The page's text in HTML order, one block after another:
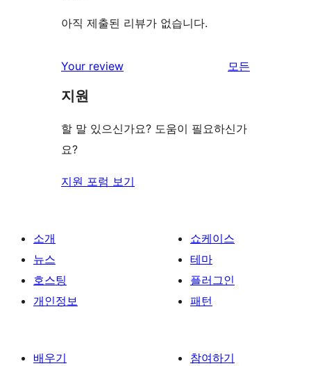
아직 제출된 리뷰가 없습니다.
Your review 모든
지원
할 말 있으신가요? 도움이 필요하신가
요?
지원 포럼 보기
소개
뉴스
호스팅
개인정보
쇼케이스
테마
플러그인
패턴
배우기
참여하기